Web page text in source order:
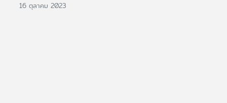
16 ตุลาคม 2023